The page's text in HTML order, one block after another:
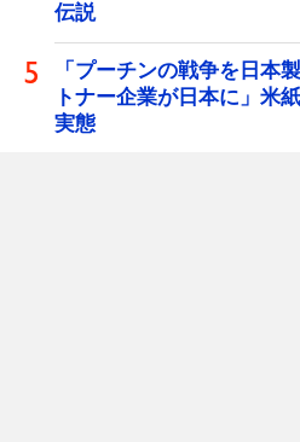
伝説
「プーチンの戦争を日本
トナー企業が日本に」米
実態